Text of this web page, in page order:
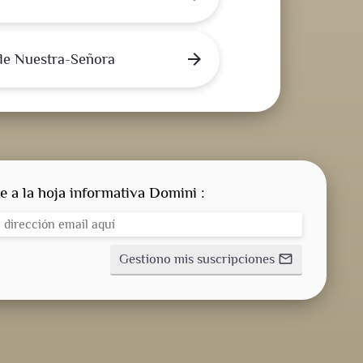
Nuestra-Señora arrow_forward
a la hoja informativa Domini :
Gestiono mis suscripciones mail_outline